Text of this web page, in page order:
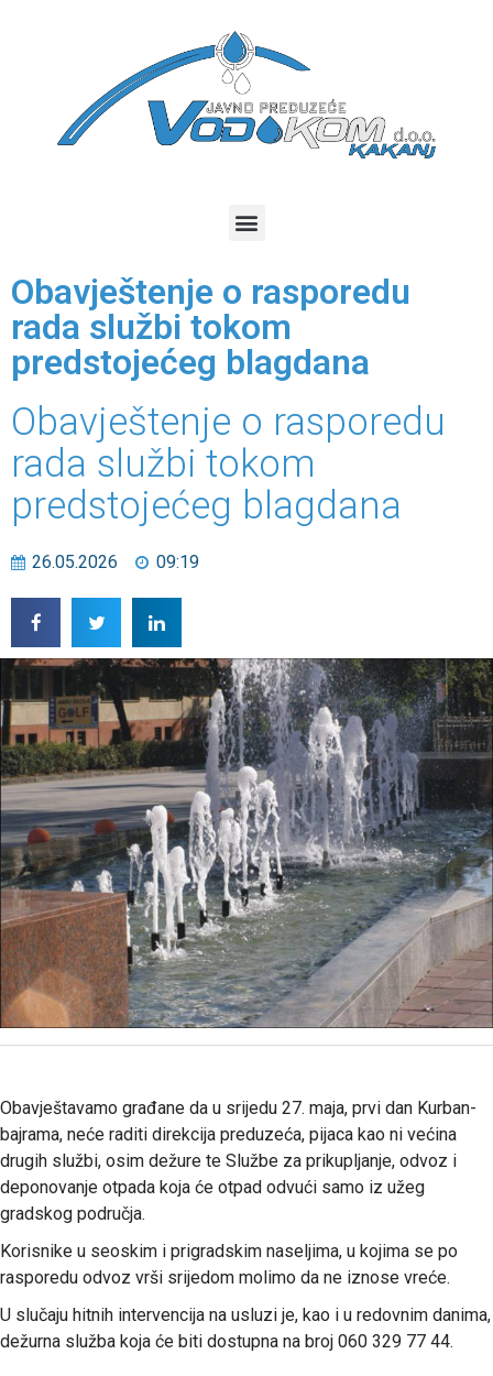
Obavještenje o rasporedu
rada službi tokom
predstojećeg blagdana
Obavještenje o rasporedu
rada službi tokom
predstojećeg blagdana
26.05.2026 09:19
Obavještavamo građane da u srijedu 27. maja, prvi dan Kurban-
bajrama, neće raditi direkcija preduzeća, pijaca kao ni većina
drugih službi, osim dežure te Službe za prikupljanje, odvoz i
deponovanje otpada koja će otpad odvući samo iz užeg
gradskog područja.
Korisnike u seoskim i prigradskim naseljima, u kojima se po
rasporedu odvoz vrši srijedom molimo da ne iznose vreće.
U slučaju hitnih intervencija na usluzi je, kao i u redovnim danima,
dežurna služba koja će biti dostupna na broj 060 329 77 44.